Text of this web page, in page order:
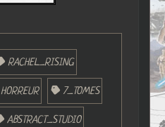
RACHEL_RISING
HORREUR 7_TOMES
ABSTRACT_STUDIO